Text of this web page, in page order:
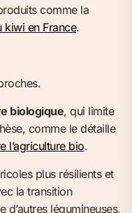
comme la
kiwi en France.
biologique, qui limite
comme le détaille
l’agriculture bio.
plus résilients et
la transition
légumineuses,